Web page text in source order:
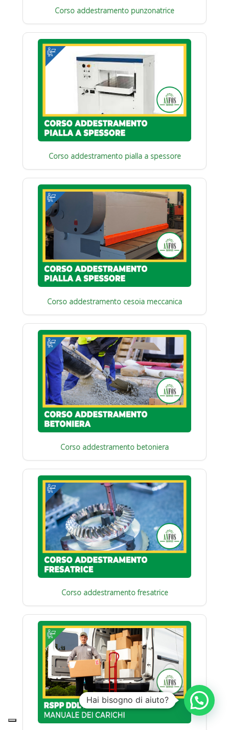
Corso addestramento punzonatrice
Corso addestramento pialla a spessore
Corso addestramento cesoia meccanica
Corso addestramento betoniera
Corso addestramento fresatrice
Hai bisogno di aiuto?